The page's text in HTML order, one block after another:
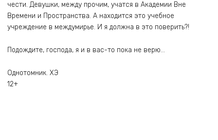
чести. Девушки, между прочим, учатся в Академии Вне
Времени и Пространства. А находится это учебное
учреждение в междумирье. И я должна в это поверить?!
Подождите, господа, я и в вас-то пока не верю…
Однотомник. ХЭ
12+